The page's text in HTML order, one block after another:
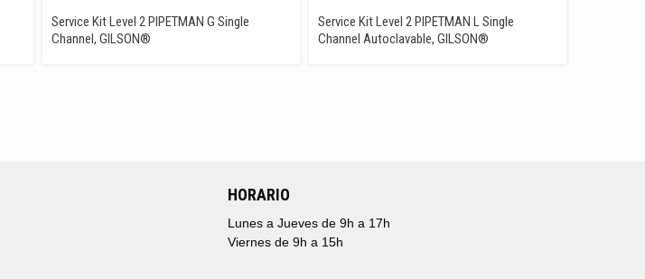
Service Kit Level 2 PIPETMAN G Single
Channel, GILSON®
Service Kit Level 2 PIPETMAN L Single
Channel Autoclavable, GILSON®
HORARIO
Lunes a Jueves de 9h a 17h
Viernes de 9h a 15h